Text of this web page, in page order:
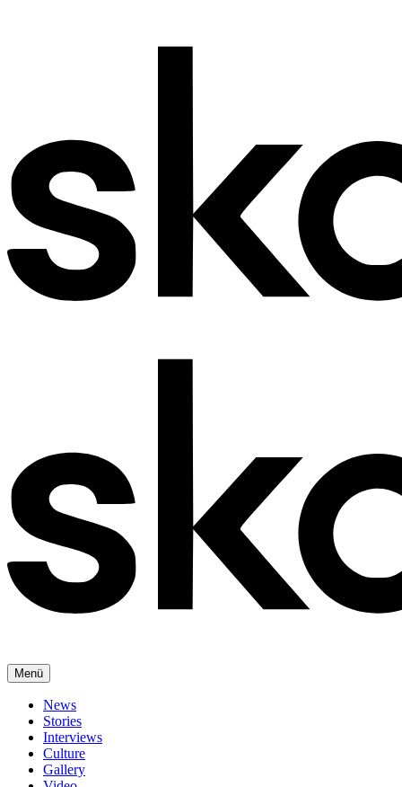
Menü
News
Stories
Interviews
Culture
Gallery